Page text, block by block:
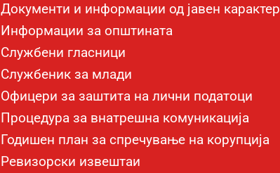
Документи и информации од јавен карактер
Информации за општината
Службени гласници
Службеник за млади
Oфицери за заштита на лични податоци
Процедура за внатрешна комуникација
Годишен план за спречување на корупција
Ревизорски извештаи